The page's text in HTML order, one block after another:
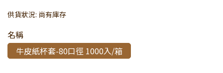
供貨狀況: 尚有庫存
名稱
牛皮紙杯套-80口徑 1000入/箱